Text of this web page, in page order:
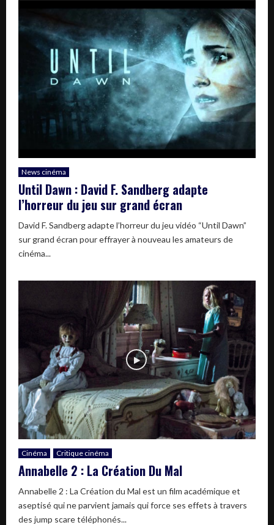
News cinéma
Until Dawn : David F. Sandberg adapte
l’horreur du jeu sur grand écran
David F. Sandberg adapte l’horreur du jeu vidéo “Until Dawn”
sur grand écran pour effrayer à nouveau les amateurs de
cinéma...
Cinéma Critique cinéma
Annabelle 2 : La Création Du Mal
Annabelle 2 : La Création du Mal est un film académique et
aseptisé qui ne parvient jamais qui force ses effets à travers
des jump scare téléphonés...